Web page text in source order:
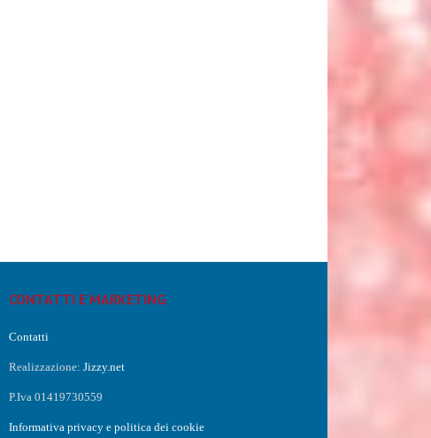
CONTATTI E MARKETING
Contatti
Realizzazione: Jizzy.net
P.Iva 01419730559
Informativa privacy e politica dei cookie